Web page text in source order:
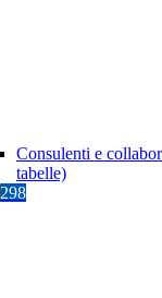
Consulenti e
tabelle)
298